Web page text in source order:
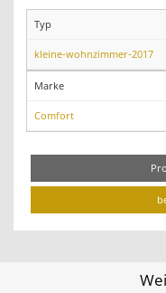
Typ
kleine-wohnzimmer-2017
Marke
Comfort